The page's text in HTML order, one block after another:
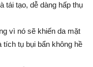
tái tạo, dễ dàng hấp thụ
vì nó sẽ khiến da mặt
tích tụ bụi bẩn không hề